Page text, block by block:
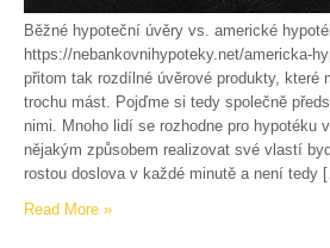
Běžné hypoteční úvěry vs. americké
https://nebankovnihypoteky.net/americka-
přitom tak rozdílné úvěrové produkty, které
trochu mást. Pojďme si tedy společně
nimi. Mnoho lidí se rozhodne pro hypotéku
nějakým způsobem realizovat své vlastí
rostou doslova v každé minutě a není tedy
Read More »